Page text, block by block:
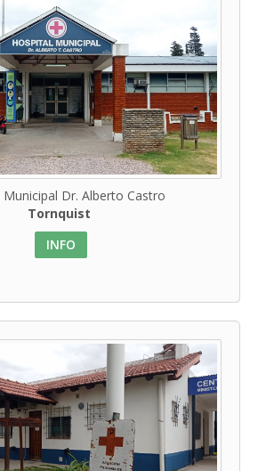
Municipal Dr. Alberto Castro
Tornquist
INFO